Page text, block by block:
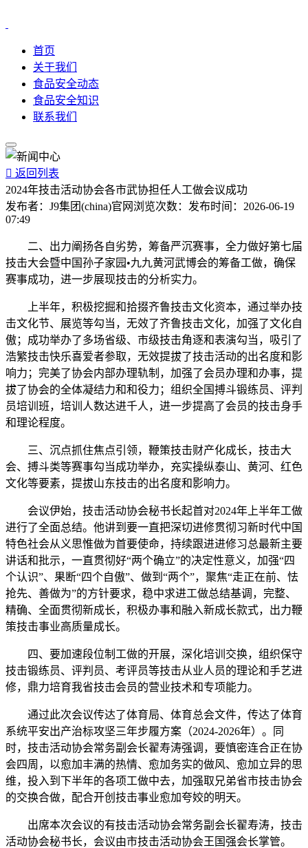
首页
关于我们
食品安全动态
食品安全知识
联系我们
 返回列表
2024年技击活动协会各市武协担任人工做会议成功
发布者： J9集团(china)官网 浏览次数： 发布时间： 2026-06-19
07:49
二、出力阐扬各自劣势，筹备严沉赛事，全力做好第七届
技击大会暨中国孙子家园•九九黄河武博会的筹备工做，确保
赛事成功，进一步展现技击的分析实力。
上半年，积极挖掘和拾掇齐鲁技击文化资本，通过举办技
击文化节、展览等勾当，无效了齐鲁技击文化，加强了文化自
傲；成功举办了多场省级、市级技击角逐和表演勾当，吸引了
浩繁技击快乐喜爱者参取，无效提拔了技击活动的出名度和影
响力；完美了协会内部办理轨制，加强了会员办理和办事，提
拔了协会的全体凝结力和和役力；组织全国搏斗锻练员、评判
员培训班，培训人数达进千人，进一步提高了会员的技击身手
和理论程度。
三、沉点抓住焦点引领，鞭策技击财产化成长，技击大
会、搏斗类等赛事勾当成功举办，充实操纵泰山、黄河、红色
文化等要素，提拔山东技击的出名度和影响力。
会议伊始，技击活动协会秘书长起首对2024年上半年工做
进行了全面总结。他讲到要一直把深切进修贯彻习新时代中国
特色社会从义思惟做为首要使命，持续跟进进修习总最新主要
讲话和批示，一直贯彻好“两个确立”的决定性意义，加强“四
个认识”、果断“四个自傲”、做到“两个”，聚焦“走正在前、怯
抢先、善做为”的方针要求，稳中求进工做总结基调，完整、
精确、全面贯彻新成长，积极办事和融入新成长款式，出力鞭
策技击事业高质量成长。
四、要加速段位制工做的开展，深化培训交换，组织保守
技击锻练员、评判员、考评员等技击从业人员的理论和手艺进
修，鼎力培育我省技击会员的营业技术和专项能力。
通过此次会议传达了体育局、体育总会文件，传达了体育
系统平安出产治标攻坚三年步履方案（2024-2026年）。同
时，技击活动协会常务副会长翟寿涛强调，要慎密连合正在协
会四周，以愈加丰满的热情、愈加务实的做风、愈加立异的思
维，投入到下半年的各项工做中去，加强取兄弟省市技击协会
的交换合做，配合开创技击事业愈加夸姣的明天。
出席本次会议的有技击活动协会常务副会长翟寿涛，技击
活动协会秘书长，会议由市技击活动协会王国强会长掌管。